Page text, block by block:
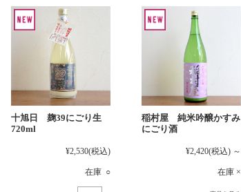
十旭日 麹39にごり生
720ml
¥2,530(税込)
在庫 ○
稲村屋 純米吟醸かすみ
にごり酒
¥2,420(税込) ～
在庫 ×